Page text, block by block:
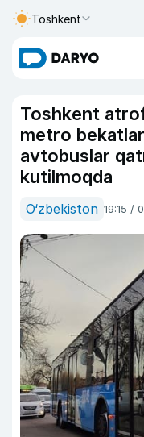
Toshkent
Toshkent
metro
avtobuslar
kutilmoqda
O‘zbekiston 19:15 /